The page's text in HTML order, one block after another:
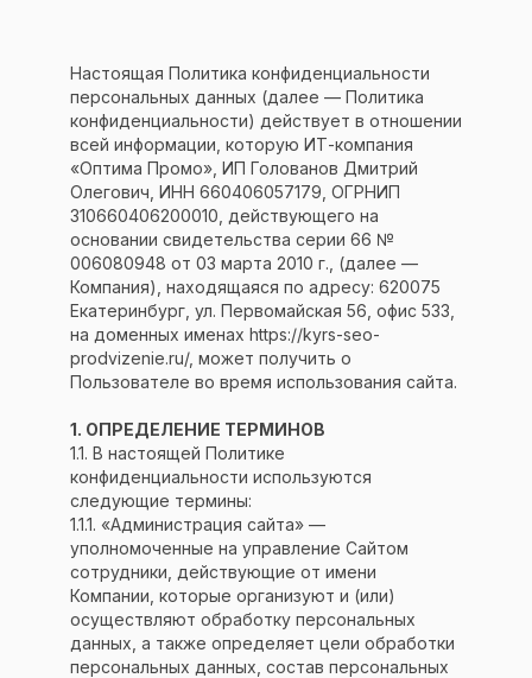
Настоящая Политика конфиденциальности
персональных данных (далее — Политика
конфиденциальности) действует в отношении
всей информации, которую ИТ-компания
«Оптима Промо», ИП Голованов Дмитрий
Олегович, ИНН 660406057179, ОГРНИП
310660406200010, действующего на
основании свидетельства серии 66 №
006080948 от 03 марта 2010 г., (далее —
Компания), находящаяся по адресу: 620075
Екатеринбург, ул. Первомайская 56, офис 533,
на доменных именах https://kyrs-seo-
prodvizenie.ru/, может получить о
Пользователе во время использования сайта.
1. ОПРЕДЕЛЕНИЕ ТЕРМИНОВ
1.1. В настоящей Политике
конфиденциальности используются
следующие термины:
1.1.1. «Администрация сайта» —
уполномоченные на управление Сайтом
сотрудники, действующие от имени
Компании, которые организуют и (или)
осуществляют обработку персональных
данных, а также определяет цели обработки
персональных данных, состав персональных